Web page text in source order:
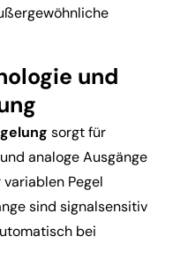
und
sorgt für
analoge Ausgänge
Pegel
sind signalsensitiv
bei